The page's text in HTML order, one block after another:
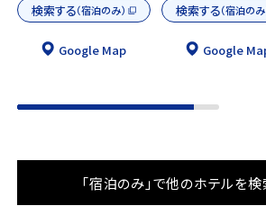
検索する（宿泊のみ）
Google Map
検索する（宿泊のみ
Google
「宿泊のみ」で他のホテルを検